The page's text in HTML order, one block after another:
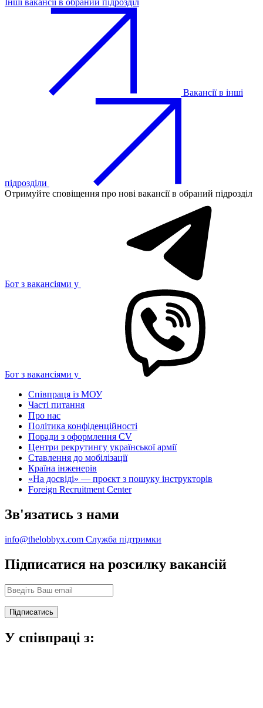
Інші вакансії в обраний підрозділ
Вакансії в інші
підрозділи
Отримуйте сповіщення про нові вакансії в обраний підрозділ
Бот з вакансіями у
Бот з вакансіями у
Співпраця із МОУ
Часті питання
Про нас
Політика конфіденційності
Поради з оформлення CV
Центри рекрутингу української армії
Ставлення до мобілізації
Країна інженерів
«На досвіді» — проєкт з пошуку інструкторів
Foreign Recruitment Center
Зв'язатись з нами
info@thelobbyx.com Служба підтримки
Підписатися на розсилку вакансій
У співпраці з: